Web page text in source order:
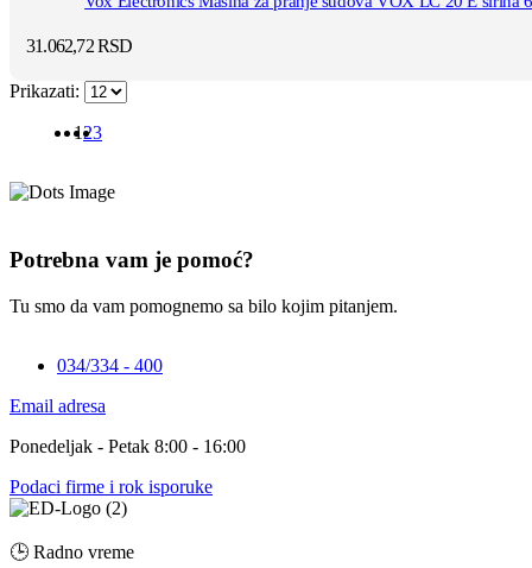
31.062,72RSD
Prikazati:
123
Potrebna vam je pomoć?
Tu smo da vam pomognemo sa bilo kojim pitanjem.
034/334 - 400
Email adresa
Ponedeljak - Petak 8:00 - 16:00
Podaci firme i rok isporuke
🕒 Radno vreme